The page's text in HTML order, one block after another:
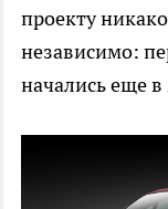
проекту
независимо:
начались еще